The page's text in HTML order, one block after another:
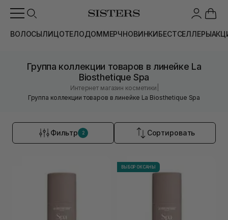
ВОЛОСЫЛИЦОТЕЛОДОММЕРЧНОВИНКИБЕСТСЕЛЛЕРЫ
Группа коллекции товаров в линейке La
Biosthetique Spa
Интернет магазин косметики
Группа коллекции товаров в линейке La Biosthetique Spa
Фильтр 2 Сортировать
ВЫБОР ОКСАНЫ